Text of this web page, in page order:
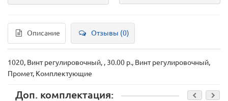
Описание Отзывы (0)
1020, Винт регулировочный, , 30.00 р., Винт регулировочный,
Промет, Комплектующие
Доп. комплектация: